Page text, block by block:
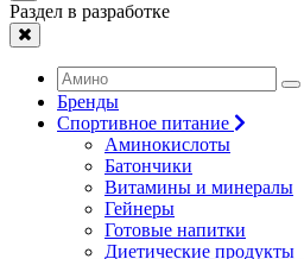
Раздел в разработке
Бренды
Спортивное питание
Аминокислоты
Батончики
Витамины и минералы
Гейнеры
Готовые напитки
Диетические продукты